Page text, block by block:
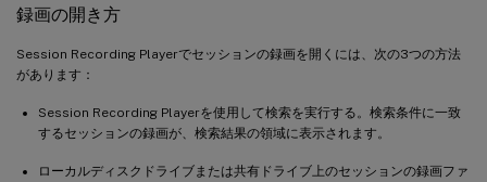
録画の開き方
Session Recording Playerでセッションの録画を開くには、次の3つの方法
があります：
Session Recording Playerを使用して検索を実行する。検索条件に一致
するセッションの録画が、検索結果の領域に表示されます。
ローカルディスクドライブまたは共有ドライブ上のセッションの録画ファ